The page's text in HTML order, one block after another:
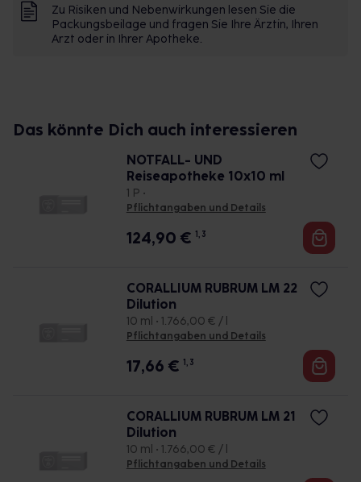
Zu Risiken und Nebenwirkungen lesen Sie die
Packungsbeilage und fragen Sie Ihre Ärztin, Ihren
Arzt oder in Ihrer Apotheke.
Das könnte Dich auch interessieren
NOTFALL- UND
Reiseapotheke 10x10 ml
1 P •
Pflichtangaben und Details
124,90 € 1, 3
CORALLIUM RUBRUM LM 22
Dilution
10 ml • 1.766,00 € / l
Pflichtangaben und Details
17,66 € 1, 3
CORALLIUM RUBRUM LM 21
Dilution
10 ml • 1.766,00 € / l
Pflichtangaben und Details